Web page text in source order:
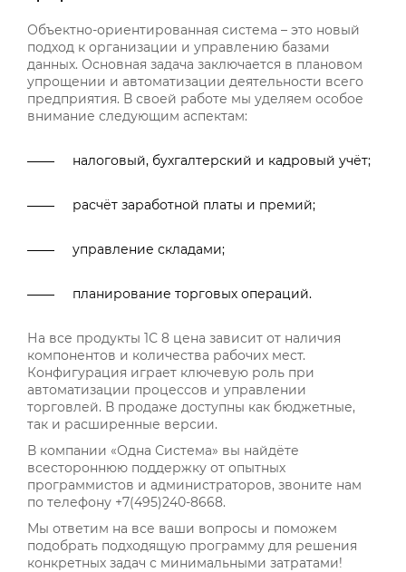
Объектно-ориентированная система – это новый
подход к организации и управлению базами
данных. Основная задача заключается в плановом
упрощении и автоматизации деятельности всего
предприятия. В своей работе мы уделяем особое
внимание следующим аспектам:
налоговый, бухгалтерский и кадровый учёт;
расчёт заработной платы и премий;
управление складами;
планирование торговых операций.
На все продукты 1С 8 цена зависит от наличия
компонентов и количества рабочих мест.
Конфигурация играет ключевую роль при
автоматизации процессов и управлении
торговлей. В продаже доступны как бюджетные,
так и расширенные версии.
В компании «Одна Система» вы найдёте
всестороннюю поддержку от опытных
программистов и администраторов, звоните нам
по телефону +7(495)240-8668.
Мы ответим на все ваши вопросы и поможем
подобрать подходящую программу для решения
конкретных задач с минимальными затратами!